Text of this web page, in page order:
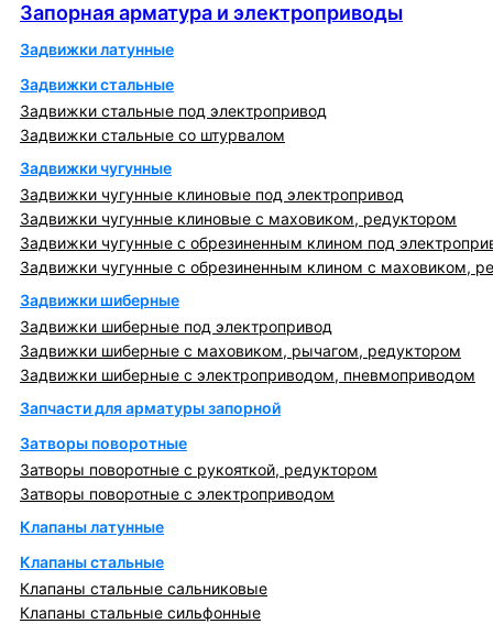
Запорная арматура и электроприводы
Задвижки латунные
Задвижки стальные
Задвижки стальные под электропривод
Задвижки стальные со штурвалом
Задвижки чугунные
Задвижки чугунные клиновые под электропривод
Задвижки чугунные клиновые с маховиком, редуктором
Задвижки чугунные с обрезиненным клином под
Задвижки чугунные с обрезиненным клином с маховиком,
Задвижки шиберные
Задвижки шиберные под электропривод
Задвижки шиберные с маховиком, рычагом, редуктором
Задвижки шиберные с электроприводом, пневмоприводом
Запчасти для арматуры запорной
Затворы поворотные
Затворы поворотные с рукояткой, редуктором
Затворы поворотные с электроприводом
Клапаны латунные
Клапаны стальные
Клапаны стальные сальниковые
Клапаны стальные сильфонные